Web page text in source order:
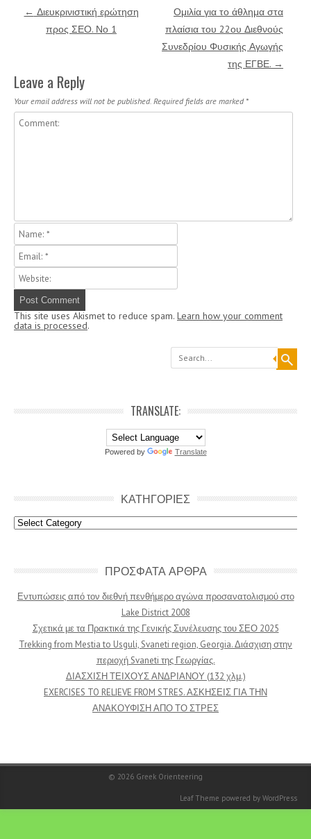
Post navigation
← Διευκρινιστική ερώτηση
προς ΣΕΟ. Νο 1
Ομιλία για το άθλημα στα
πλαίσια του 22ου Διεθνούς
Συνεδρίου Φυσικής Αγωγής
της ΕΓΒΕ. →
Leave a Reply
Your email address will not be published. Required fields are marked *
This site uses Akismet to reduce spam. Learn how your comment
data is processed.
Search
TRANSLATE:
Powered by Translate
ΚΑΤΗΓΟΡΙΕΣ
Κατηγοριες
ΠΡΟΣΦΑΤΑ ΑΡΘΡΑ
Εντυπώσεις από τον διεθνή πενθήμερο αγώνα προσανατολισμού στο
Lake District 2008
Σχετικά με τα Πρακτικά της Γενικής Συνέλευσης του ΣΕΟ 2025
Trekking from Mestia to Usguli, Svaneti region, Georgia. Διάσχιση στην
περιοχή Svaneti της Γεωργίας.
ΔΙΑΣΧΙΣΗ ΤΕΙΧΟΥΣ ΑΝΔΡΙΑΝΟΥ (132 χλμ.)
EXERCISES TO RELIEVE FROM STRES. ΑΣΚΗΣΕΙΣ ΓΙΑ ΤΗΝ
ΑΝΑΚΟΥΦΙΣΗ ΑΠΟ ΤΟ ΣΤΡΕΣ
© 2026 Greek Orienteering
Leaf Theme powered by WordPress